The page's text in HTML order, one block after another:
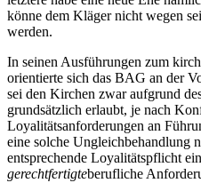
könne dem Kläger nicht wegen
werden.
In seinen Ausführungen zum
orientierte sich das BAG an der
sei den Kirchen zwar aufgrund
grundsätzlich erlaubt, je nach
Loyalitätsanforderungen an
eine solche Ungleichbehandlung
entsprechende Loyalitätspflicht
gerechtfertigteberufliche